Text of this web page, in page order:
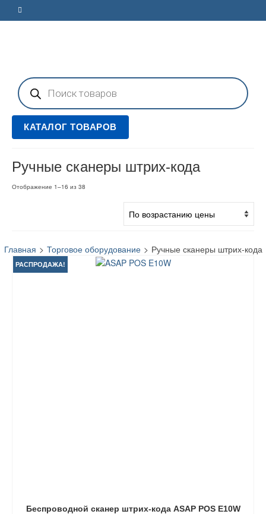
Поиск
товаров
КАТАЛОГ ТОВАРОВ
Ручные сканеры штрих-кода
Отображение 1–16 из 38
Главная > Торговое оборудование > Ручные сканеры штрих-кода
РАСПРОДАЖА!
Беспроводной сканер штрих-кода ASAP POS E10W